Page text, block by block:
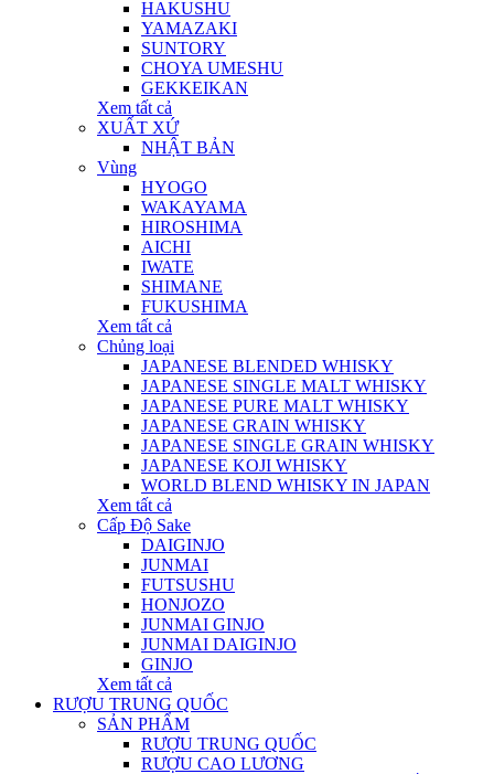
HAKUSHU
YAMAZAKI
SUNTORY
CHOYA UMESHU
GEKKEIKAN
Xem tất cả
XUẤT XỨ
NHẬT BẢN
Vùng
HYOGO
WAKAYAMA
HIROSHIMA
AICHI
IWATE
SHIMANE
FUKUSHIMA
Xem tất cả
Chủng loại
JAPANESE BLENDED WHISKY
JAPANESE SINGLE MALT WHISKY
JAPANESE PURE MALT WHISKY
JAPANESE GRAIN WHISKY
JAPANESE SINGLE GRAIN WHISKY
JAPANESE KOJI WHISKY
WORLD BLEND WHISKY IN JAPAN
Xem tất cả
Cấp Độ Sake
DAIGINJO
JUNMAI
FUTSUSHU
HONJOZO
JUNMAI GINJO
JUNMAI DAIGINJO
GINJO
Xem tất cả
RƯỢU TRUNG QUỐC
SẢN PHẨM
RƯỢU TRUNG QUỐC
RƯỢU CAO LƯƠNG